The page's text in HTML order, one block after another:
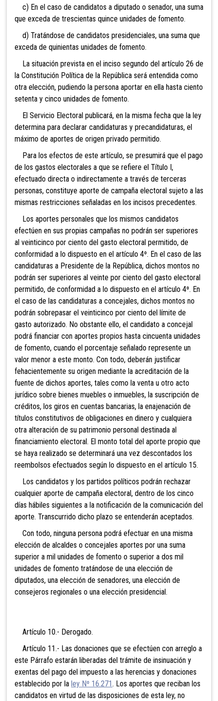
c) En el caso de candidatos a diputado o senador, una suma
que exceda de trescientas quince unidades de fomento.
d) Tratándose de candidatos presidenciales, una suma que
exceda de quinientas unidades de fomento.
La situación prevista en el inciso segundo del artículo 26 de
la Constitución Política de la República será entendida como
otra elección, pudiendo la persona aportar en ella hasta ciento
setenta y cinco unidades de fomento.
El Servicio Electoral publicará, en la misma fecha que la ley
determina para declarar candidaturas y precandidaturas, el
máximo de aportes de origen privado permitido.
Para los efectos de este artículo, se presumirá que el pago
de los gastos electorales a que se refiere el Título I,
efectuado directa o indirectamente a través de terceras
personas, constituye aporte de campaña electoral sujeto a las
mismas restricciones señaladas en los incisos precedentes.
Los aportes personales que los mismos candidatos
efectúen en sus propias campañas no podrán ser superiores
al veinticinco por ciento del gasto electoral permitido, de
conformidad a lo dispuesto en el artículo 4º. En el caso de las
candidaturas a Presidente de la República, dichos montos no
podrán ser superiores al veinte por ciento del gasto electoral
permitido, de conformidad a lo dispuesto en el artículo 4º. En
el caso de las candidaturas a concejales, dichos montos no
podrán sobrepasar el veinticinco por ciento del límite de
gasto autorizado. No obstante ello, el candidato a concejal
podrá financiar con aportes propios hasta cincuenta unidades
de fomento, cuando el porcentaje señalado represente un
valor menor a este monto. Con todo, deberán justificar
fehacientemente su origen mediante la acreditación de la
fuente de dichos aportes, tales como la venta u otro acto
jurídico sobre bienes muebles o inmuebles, la suscripción de
créditos, los giros en cuentas bancarias, la enajenación de
títulos constitutivos de obligaciones en dinero y cualquiera
otra alteración de su patrimonio personal destinada al
financiamiento electoral. El monto total del aporte propio que
se haya realizado se determinará una vez descontados los
reembolsos efectuados según lo dispuesto en el artículo 15.
Los candidatos y los partidos políticos podrán rechazar
cualquier aporte de campaña electoral, dentro de los cinco
días hábiles siguientes a la notificación de la comunicación del
aporte. Transcurrido dicho plazo se entenderán aceptados.
Con todo, ninguna persona podrá efectuar en una misma
elección de alcaldes o concejales aportes por una suma
superior a mil unidades de fomento o superior a dos mil
unidades de fomento tratándose de una elección de
diputados, una elección de senadores, una elección de
consejeros regionales o una elección presidencial.
Artículo 10.- Derogado.
Artículo 11.- Las donaciones que se efectúen con arreglo a
este Párrafo estarán liberadas del trámite de insinuación y
exentas del pago del impuesto a las herencias y donaciones
establecido por la ley Nº 16.271. Los aportes que reciban los
candidatos en virtud de las disposiciones de esta ley, no